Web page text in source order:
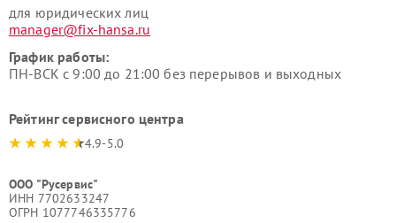
для юридических лиц
manager@fix-hansa.ru
График работы:
ПН-ВСК с 9:00 до 21:00 без перерывов и выходных
Рейтинг сервисного центра
4.9-5.0
ООО "Русервис"
ИНН 7702633247
ОГРН 1077746335776